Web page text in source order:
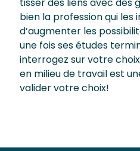
bien la profession qui les
d’augmenter les
une fois ses études
interrogez sur votre
en milieu de travail est
valider votre choix!